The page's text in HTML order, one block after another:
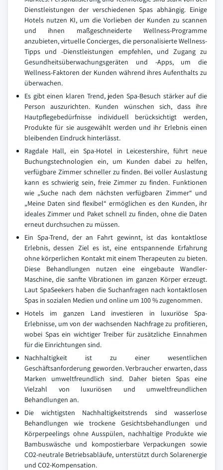
Dienstleistungen der verschiedenen Spas abhängig. Einige
Hotels nutzen KI, um die Vorlieben der Kunden zu scannen
und ihnen maßgeschneiderte Wellness-Programme
anzubieten, virtuelle Concierges, die personalisierte Wellness-
Tipps und -Dienstleistungen empfehlen, und Zugang zu
Gesundheitsüberwachungsgeräten und -Apps, um die
Wellness-Faktoren der Kunden während ihres Aufenthalts zu
überwachen.
Es gibt einen klaren Trend, jeden Spa-Besuch stärker auf die
Person auszurichten. Kunden wünschen sich, dass ihre
Hautpflegebedürfnisse individuell berücksichtigt werden,
Produkte für sie ausgewählt werden und ihr Erlebnis einen
bleibenden Eindruck hinterlässt.
Ragdale Hall, ein Spa-Hotel in Leicestershire, führt neue
Buchungstechnologien ein, um Kunden dabei zu helfen,
verfügbare Zimmer schneller zu finden. Bei voller Auslastung
kann es schwierig sein, freie Zimmer zu finden. Funktionen
wie „Suche nach dem nächsten verfügbaren Zimmer“ und
„Meine Daten sind flexibel“ ermöglichen es den Kunden, ihr
ideales Zimmer und Paket schnell zu finden, ohne die Daten
erneut durchsuchen zu müssen.
Ein Spa-Trend, der an Fahrt gewinnt, ist das kontaktlose
Erlebnis, dessen Ziel es ist, eine entspannende Erfahrung
ohne körperlichen Kontakt mit einem Therapeuten zu bieten.
Diese Behandlungen nutzen eine eingebaute Wandler-
Maschine, die sanfte Vibrationen im ganzen Körper erzeugt.
Laut SpaSeekers haben die Suchanfragen nach kontaktlosen
Spas in sozialen Medien und online um 100 % zugenommen.
Hotels im ganzen Land investieren in luxuriöse Spa-
Erlebnisse, um von der wachsenden Nachfrage zu profitieren,
wobei Spas ein wichtiger Treiber für zusätzliche Einnahmen
für die Einrichtungen sind.
Nachhaltigkeit ist zu einer wesentlichen
Geschäftsanforderung geworden. Verbraucher erwarten, dass
Marken umweltfreundlich sind. Daher bieten Spas eine
Vielzahl von luxuriösen und umweltfreundlichen
Behandlungen an.
Die wichtigsten Nachhaltigkeitstrends sind wasserlose
Behandlungen wie trockene Gesichtsbehandlungen und
Körperpeelings ohne Ausspülen, nachhaltige Produkte wie
Bambuswäsche und kompostierbare Verpackungen sowie
CO2-neutrale Betriebsabläufe, unterstützt durch Solarenergie
und CO2-Kompensation.